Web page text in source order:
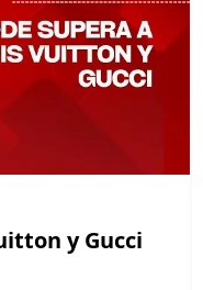
y Gucci